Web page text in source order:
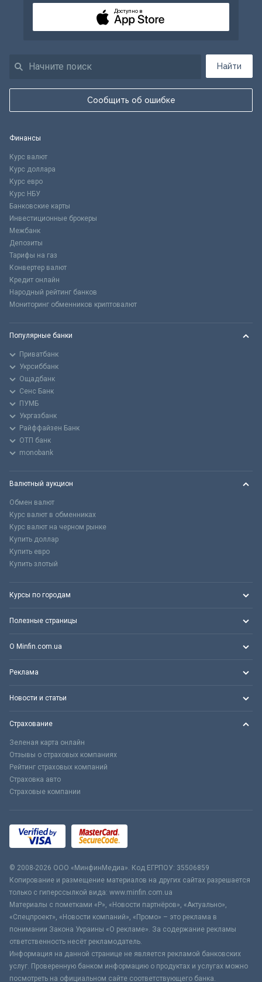
Найти
Сообщить об ошибке
Доступно в
Финансы
Курс валют
Курс доллара
Курс евро
Курс НБУ
Банковские карты
Инвестиционные брокеры
Межбанк
Депозиты
Тарифы на газ
Конвертер валют
Кредит онлайн
Народный рейтинг банков
Мониторинг обменников криптовалют
Популярные банки
Приватбанк
Укрсиббанк
Ощадбанк
Сенс Банк
ПУМБ
Укргазбанк
Райффайзен Банк
ОТП банк
monobank
Валютный аукцион
Обмен валют
Курс валют в обменниках
Курс валют на черном рынке
Купить доллар
Купить евро
Купить злотый
Курсы по городам
Полезные страницы
О Minfin.com.ua
Реклама
Новости и статьи
Страхование
Зеленая карта онлайн
Отзывы о страховых компаниях
Рейтинг страховых компаний
Страховка авто
Страховые компании
© 2008-2026 ООО «МинфинМедиа». Код ЕГРПОУ: 35506859
Копирование и размещение материалов на других сайтах разрешается
только с гиперссылкой вида: www.minfin.com.ua
Материалы с пометками «Р», «Новости партнёров», «Актуально»,
«Спецпроект», «Новости компаний», «Промо» – это реклама в
понимании Закона Украины «О рекламе». За содержание рекламы
ответственность несёт рекламодатель.
Информация на данной странице не является рекламой банковских
услуг. Проверенную банком информацию о продуктах и услугах можно
посмотреть на официальном сайте соответствующего банка.